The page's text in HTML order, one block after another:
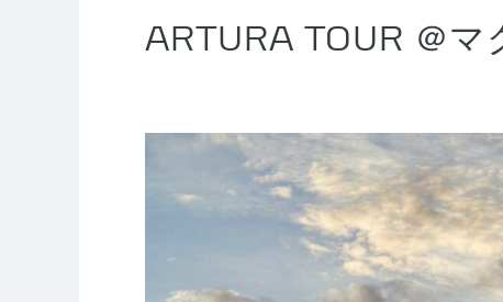
ARTURA TOUR ＠